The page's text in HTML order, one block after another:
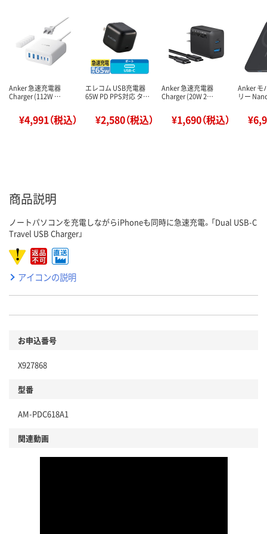
Anker 急速充電器
Charger (112W …
¥4,991（税込）
エレコム USB充電器
65W PD PPS対応 タ…
¥2,580（税込）
Anker 急速充電器
Charger (20W 2…
¥1,690（税込）
Anker モ
リー
商品説明
ノートパソコンを充電しながらiPhoneも同時に急速充電。「Dual USB-C
Travel USB Charger」
アイコンの説明
お申込番号
X927868
型番
AM-PDC618A1
関連動画